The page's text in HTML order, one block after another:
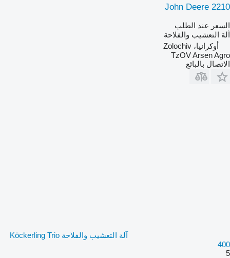
John Deere 2210
السعر عند الطلب
آلة التعشيب والفلاحة
أوكرانيا، Zolochiv
TzOV Arsen Agro
الاتصال بالبائع
آلة التعشيب والفلاحة Köckerling Trio
400
5